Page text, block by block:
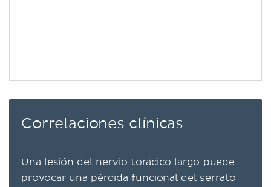
Correlaciones clínicas
Una lesión del nervio torácico largo puede
provocar una pérdida funcional del serrato